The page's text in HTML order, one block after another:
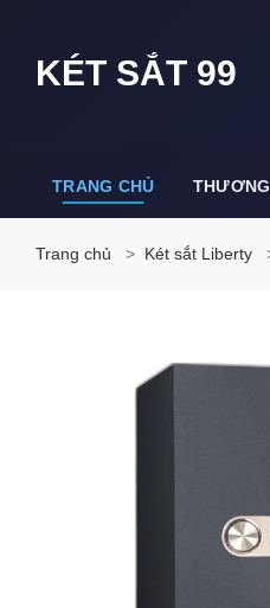
KÉT SẮT 99
TRANG CHỦ
Trang chủ Két sắt Liberty